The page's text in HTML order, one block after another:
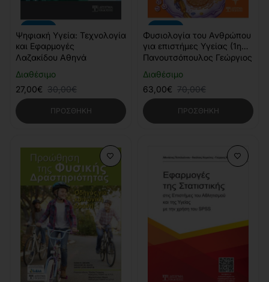
Διαθέσιμο
Ψηφιακή Υγεία: Τεχνολογία
και Εφαρμογές
Λαζακίδου Αθηνά
27,00€ 30,00€
ΠΡΟΣΘΉΚΗ
Διαθέσιμο
Φυσιολογία του Ανθρώπου
για επιστήμες Υγείας (1η
Έκδοση)
Πανουτσόπουλος Γεώργιος
63,00€ 70,00€
ΠΡΟΣΘΉΚΗ